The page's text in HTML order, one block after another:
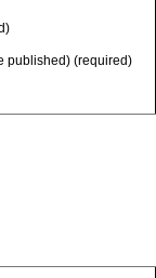
published) (required)